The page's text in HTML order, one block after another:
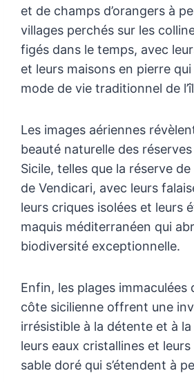
et de champs d’orangers à
villages perchés sur les
figés dans le temps, avec
et leurs maisons en pierre
mode de vie traditionnel de
Les images aériennes
beauté naturelle des
Sicile, telles que la réserve
de Vendicari, avec leurs
leurs criques isolées et leurs
maquis méditerranéen qui
biodiversité exceptionnelle.
Enfin, les plages immaculées
côte sicilienne offrent une
irrésistible à la détente et à
leurs eaux cristallines et
sable doré qui s’étendent à